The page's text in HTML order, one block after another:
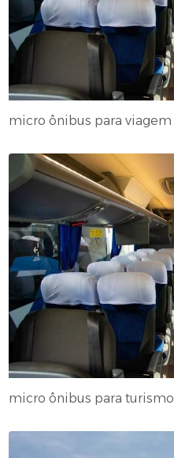
micro ônibus para viagem
micro ônibus para turismo